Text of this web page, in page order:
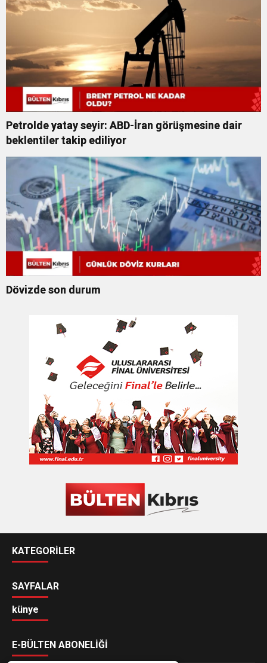
Petrolde yatay seyir: ABD-İran görüşmesine dair
beklentiler takip ediliyor
Dövizde son durum
KATEGORİLER
SAYFALAR
künye
E-BÜLTEN ABONELİĞİ